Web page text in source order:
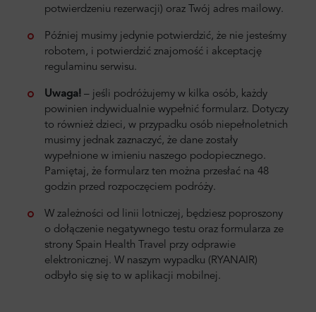
potwierdzeniu rezerwacji) oraz Twój adres mailowy.
Później musimy jedynie potwierdzić, że nie jesteśmy
robotem, i potwierdzić znajomość i akceptację
regulaminu serwisu.
Uwaga! – jeśli podróżujemy w kilka osób, każdy
powinien indywidualnie wypełnić formularz. Dotyczy
to również dzieci, w przypadku osób niepełnoletnich
musimy jednak zaznaczyć, że dane zostały
wypełnione w imieniu naszego podopiecznego.
Pamiętaj, że formularz ten można przesłać na 48
godzin przed rozpoczęciem podróży.
W zależności od linii lotniczej, będziesz poproszony
o dołączenie negatywnego testu oraz formularza ze
strony Spain Health Travel przy odprawie
elektronicznej. W naszym wypadku (RYANAIR)
odbyło się się to w aplikacji mobilnej.